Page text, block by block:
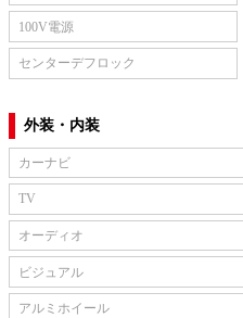
100V電源
センターデフロック
外装・内装
カーナビ
TV
オーディオ
ビジュアル
アルミホイール